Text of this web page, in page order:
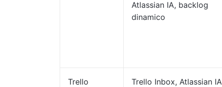
Atlassian IA, backlog
dinamico
Trello
Trello Inbox, Atlassian